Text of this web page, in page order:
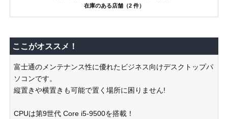
在庫のある店舗（2 件）
ここがオススメ！
富士通のメンテナンス性に優れたビジネス向けデスクトップパ
ソコンです。
縦置きや横置きも可能で置く場所に困りません!
CPUは第9世代 Core i5-9500を搭載！